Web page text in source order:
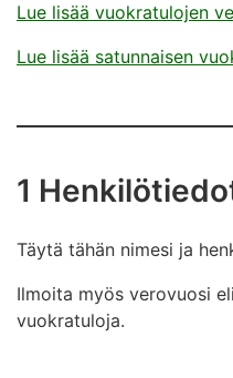
Lue lisää vuokratulojen
Lue lisää satunnaisen
1
Täytä tähän nimesi ja
Ilmoita myös verovuosi
vuokratuloja.